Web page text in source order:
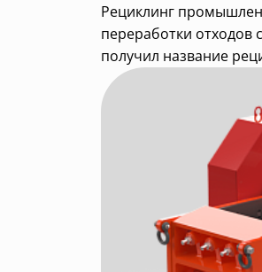
Рециклинг
переработки отходов
получил название